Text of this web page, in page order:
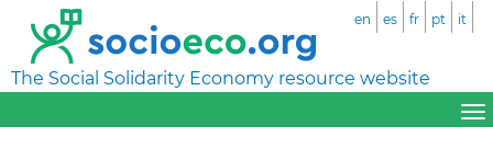
The Social Solidarity Economy resource website
en es fr pt it